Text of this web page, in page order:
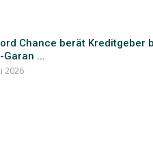
Chance berät Kreditgeber
Garan ...
2026